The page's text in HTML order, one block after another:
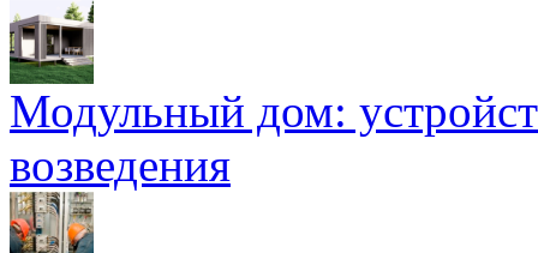
Модульный дом:
возведения